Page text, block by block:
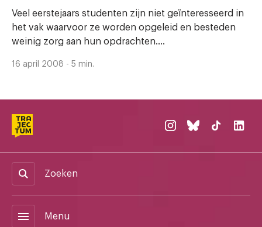
Veel eerstejaars studenten zijn niet geïnteresseerd in
het vak waarvoor ze worden opgeleid en besteden
weinig zorg aan hun opdrachten....
16 april 2008 - 5 min.
Zoeken
menu Menu